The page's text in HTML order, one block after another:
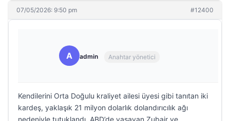
07/05/2026: 9:50 pm #12400
A admin Anahtar yönetici
Kendilerini Orta Doğulu kraliyet ailesi üyesi gibi tanıtan iki
kardeş, yaklaşık 21 milyon dolarlık dolandırıcılık ağı
nedeniyle tutuklandı. ABD’de yaşayan Zubair ve